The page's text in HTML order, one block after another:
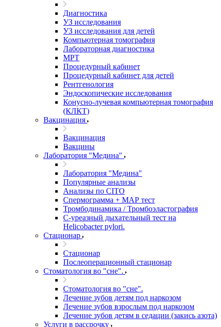
Диагностика
УЗ исследования
УЗ исследования для детей
Компьютерная томография
Лабораторная диагностика
МРТ
Процедурный кабинет
Процедурный кабинет для детей
Рентгенология
Эндоскопические исследования
Конусно-лучевая компьютерная томография
(КЛКТ)
Вакцинация
Вакцинация
Вакцины
Лаборатория "Медина"
Лаборатория "Медина"
Популярные анализы
Анализы по CITO
Спермограмма + МАР тест
Тромбодинамика / Тромбоэластография
С-уреазный дыхательный тест на
Helicobacter pylori.
Стационар
Стационар
Послеоперационный стационар
Стоматология во "сне".
Стоматология во "сне".
Лечение зубов детям под наркозом
Лечение зубов взрослым под наркозом
Лечение зубов детям в седации (закись азота)
Услуги в рассрочку